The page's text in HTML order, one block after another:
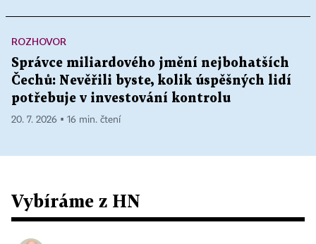
ROZHOVOR
Správce miliardového jmění nejbohatších
Čechů: Nevěřili byste, kolik úspěšných lidí
potřebuje v investování kontrolu
20. 7. 2026 ▪ 16 min. čtení
Vybíráme z HN